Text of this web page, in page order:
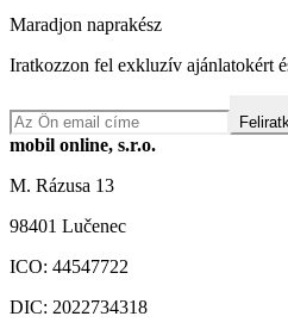
Maradjon naprakész
Iratkozzon fel exkluzív ajánlatokért
mobil online, s.r.o.
M. Rázusa 13
98401 Lučenec
ICO: 44547722
DIC: 2022734318